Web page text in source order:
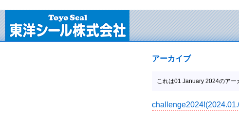
アーカイブ
これは01 January 2024のアー